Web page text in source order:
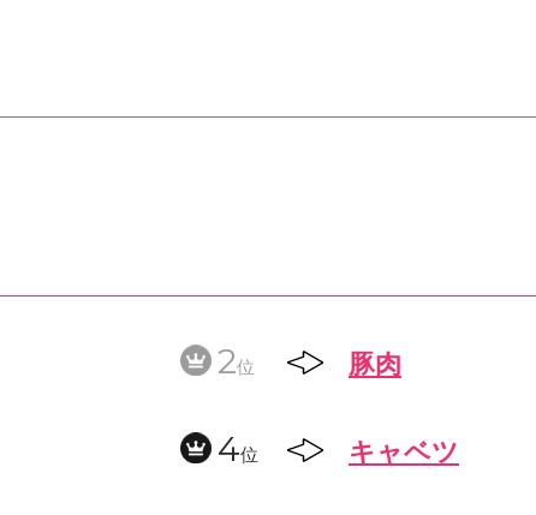
2位 豚肉
4位 キャベツ